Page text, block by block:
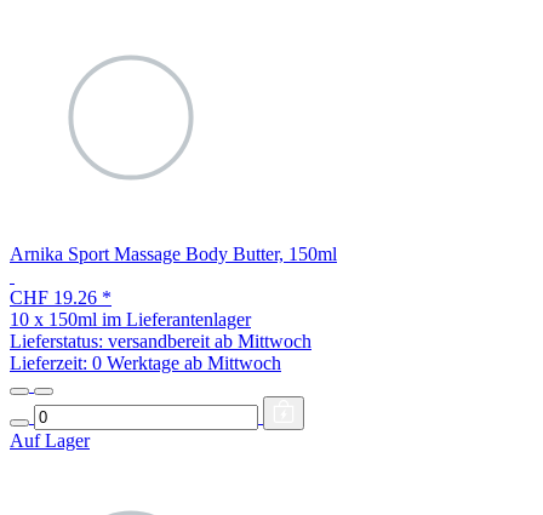
Arnika Sport Massage Body Butter, 150ml
CHF 19.26 *
10 x 150ml im Lieferantenlager
Lieferstatus: versandbereit ab Mittwoch
Lieferzeit: 0 Werktage ab Mittwoch
Auf Lager